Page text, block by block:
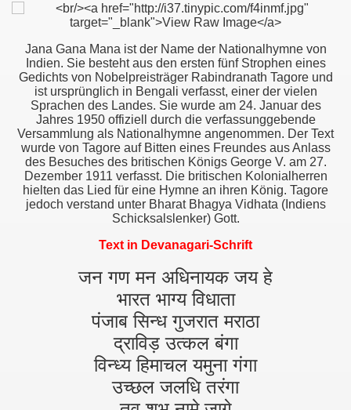
Jana Gana Mana ist der Name der Nationalhymne von
Indien. Sie besteht aus den ersten fünf Strophen eines
Gedichts von Nobelpreisträger Rabindranath Tagore und
ist ursprünglich in Bengali verfasst, einer der vielen
Sprachen des Landes. Sie wurde am 24. Januar des
Jahres 1950 offiziell durch die verfassunggebende
Versammlung als Nationalhymne angenommen. Der Text
wurde von Tagore auf Bitten eines Freundes aus Anlass
des Besuches des britischen Königs George V. am 27.
Dezember 1911 verfasst. Die britischen Kolonialherren
hielten das Lied für eine Hymne an ihren König. Tagore
jedoch verstand unter Bharat Bhagya Vidhata (Indiens
Schicksalslenker) Gott.
Text in Devanagari-Schrift
जन गण मन अधिनायक जय हे
भारत भाग्य विधाता
पंजाब सिन्ध गुजरात मराठा
द्राविड़ उत्कल बंगा
विन्ध्य हिमाचल यमुना गंगा
उच्छल जलधि तरंगा